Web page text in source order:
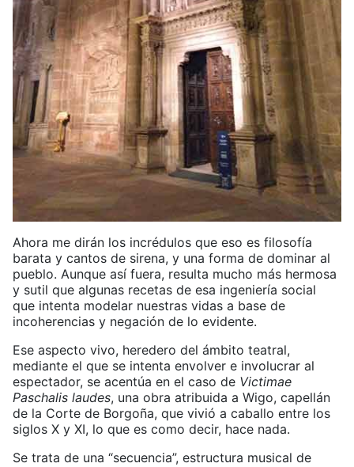
Ahora me dirán los incrédulos que eso es filosofía
barata y cantos de sirena, y una forma de dominar al
pueblo. Aunque así fuera, resulta mucho más hermosa
y sutil que algunas recetas de esa ingeniería social
que intenta modelar nuestras vidas a base de
incoherencias y negación de lo evidente.
Ese aspecto vivo, heredero del ámbito teatral,
mediante el que se intenta envolver e involucrar al
espectador, se acentúa en el caso de Victimae
Paschalis laudes, una obra atribuida a Wigo, capellán
de la Corte de Borgoña, que vivió a caballo entre los
siglos X y XI, lo que es como decir, hace nada.
Se trata de una “secuencia”, estructura musical de